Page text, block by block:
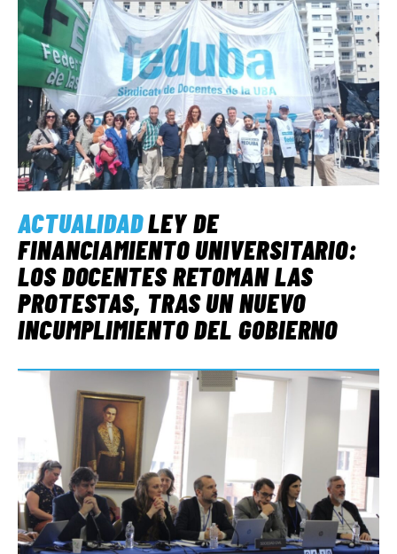
ACTUALIDADLEY DE
FINANCIAMIENTO UNIVERSITARIO:
LOS DOCENTES RETOMAN LAS
PROTESTAS, TRAS UN NUEVO
INCUMPLIMIENTO DEL GOBIERNO